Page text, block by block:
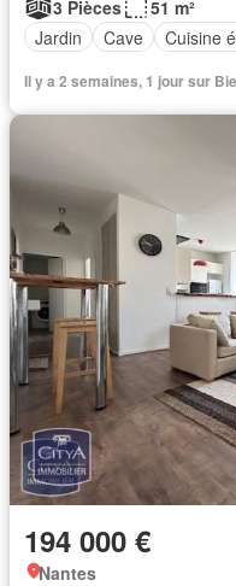
3 Pièces
51 m²
Jardin
Cave Cuisine
Il y a 2 semaines, 1 jour sur
194 000 €
Nantes